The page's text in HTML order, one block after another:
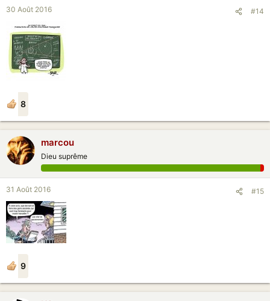
30 Août 2016 #14
8
marcou
Dieu suprême
31 Août 2016 #15
9